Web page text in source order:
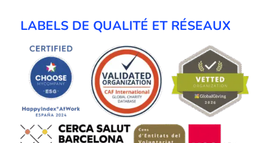
LABELS DE QUALITÉ ET RÉSEAUX